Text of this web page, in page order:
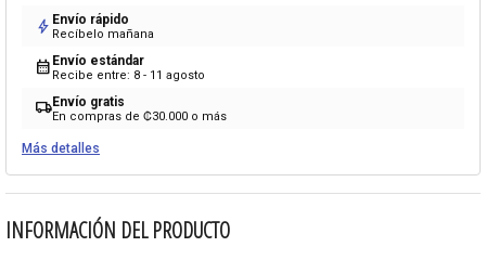
bolt Envío rápido
Recíbelo mañana
calendar_month Envío estándar
Recibe entre: 8 - 11 agosto
local_shippingEnvío gratis
En compras de ₡30.000 o más
Más detalles
INFORMACIÓN DEL PRODUCTO